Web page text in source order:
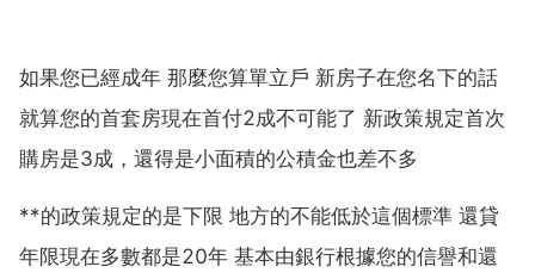
如果您已經成年 那麼您算單立戶 新房子在您名下的話
就算您的首套房現在首付2成不可能了 新政策規定首次
購房是3成，還得是小面積的公積金也差不多
**的政策規定的是下限 地方的不能低於這個標準 還貸
年限現在多數都是20年 基本由銀行根據您的信譽和還